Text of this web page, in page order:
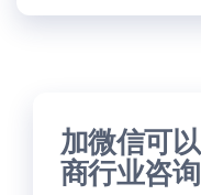
加微信可
商行业咨询